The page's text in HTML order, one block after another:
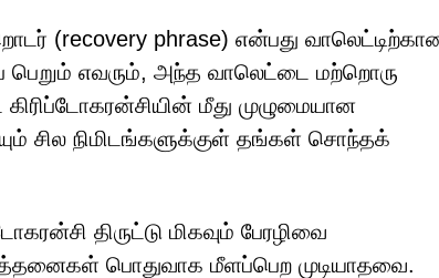
(recovery phrase) என்பது
பெறும் எவரும், அந்த வாலெட்டை மற்றொரு
மீது முழுமையான
சில நிமிடங்களுக்குள் தங்கள் சொந்தக்
திருட்டு மிகவும் பேரழிவை
பொதுவாக மீளப்பெற முடியாதவை.